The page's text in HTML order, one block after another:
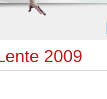
2009